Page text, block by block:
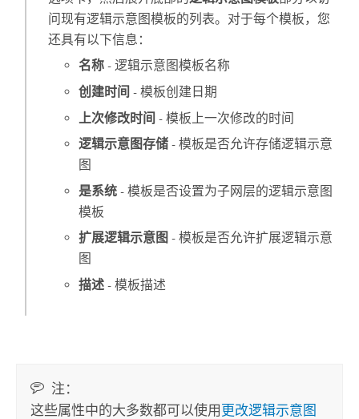
问现有逻辑示意图模板的列表。对于每个模板，您
还具有以下信息：
名称 - 逻辑示意图模板名称
创建时间 - 模板创建日期
上次修改时间 - 模板上一次修改的时间
逻辑示意图存储 - 模板是否允许存储逻辑示意
图
是系统 - 模板是否设置为子网层的逻辑示意图
模板
扩展逻辑示意图 - 模板是否允许扩展逻辑示意
图
描述 - 模板描述
注：
这些属性中的大多数都可以使用更改逻辑示意图